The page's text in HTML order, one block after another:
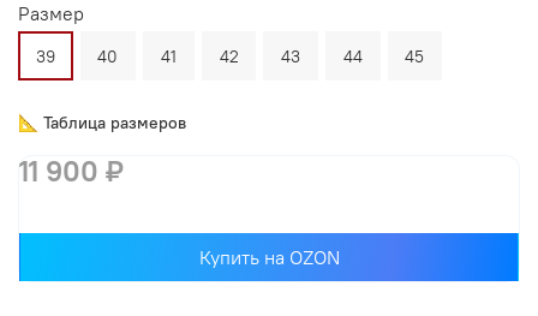
Размер
39 40 41 42 43 44 45
📐 Таблица размеров
11 900 ₽
Купить на OZON